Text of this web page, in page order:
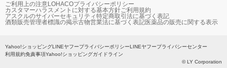
ご利用上の注意LOHACOプライバシーポリシー
カスタマーハラスメントに対する基本方針ご利用規約
アスクルのサイバーセキュリティ特定商取引法に基づく表記
酒類販売管理者標識の掲示古物営業法に基づく表記医薬品の販売に関する表示
Yahoo!ショッピングLINEヤフープライバシーポリシーLINEヤフープライバシーセンター
利用規約免責事項Yahoo!ショッピングガイドライン
© LY Corporation